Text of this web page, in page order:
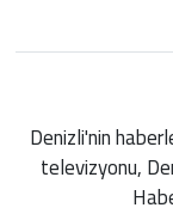
Denizli'nin
televizyonu,